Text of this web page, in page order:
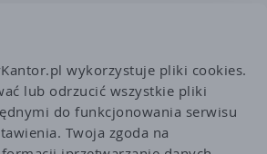
wykorzystuje pliki cookies.
lub odrzucić wszystkie pliki
do funkcjonowania serwisu
Twoja zgoda na